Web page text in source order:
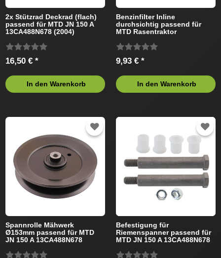
2x Stützrad Deckrad (flach)
passend für MTD JN 150 A
13CA488N678 (2004)
16,50 € *
In den Warenkorb
Benzinfilter Inline
durchsichtig passend für
MTD Rasentraktor
9,93 € *
In den Warenkorb
Spannrolle Mähwerk
Ø153mm passend für MTD
JN 150 A 13CA488N678
Befestigung für
Riemenspanner passend für
MTD JN 150 A 13CA488N678